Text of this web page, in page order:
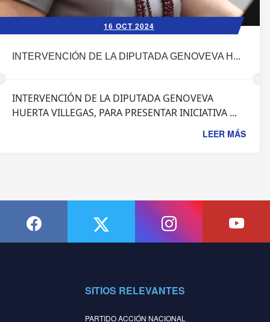
16 OCT 2024
INTERVENCIÓN DE LA DIPUTADA GENOVEVA H...
INTERVENCIÓN DE LA DIPUTADA GENOVEVA
HUERTA VILLEGAS, PARA PRESENTAR INICIATIVA ...
LEER MÁS
SITIOS RELEVANTES
PARTIDO ACCIÓN NACIONAL